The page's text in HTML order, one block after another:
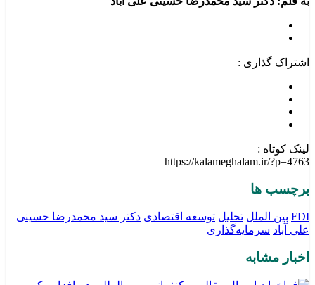
اشتراک گذاری :
لینک کوتاه :
https://kalameghalam.ir/?p=4763
برچسب ها
FDI بین الملل تحلیل توسعه اقتصادی دکتر سید محمدرضا حسینی
علی آباد سرمایه‌گذاری
اخبار مشابه